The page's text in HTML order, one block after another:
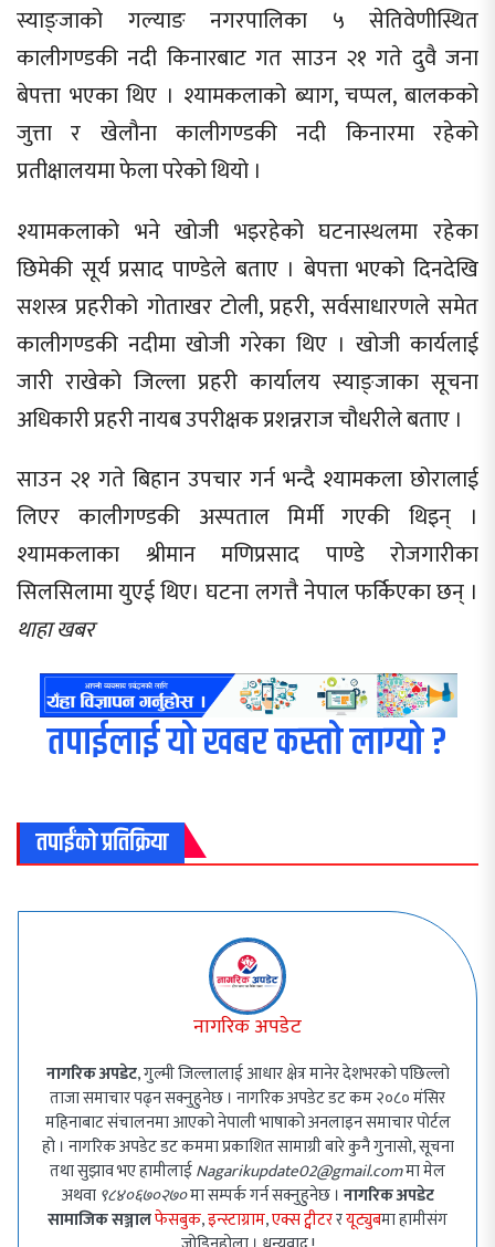
स्याङ्जाको गल्याङ नगरपालिका ५ सेतिवेणीस्थित
कालीगण्डकी नदी किनारबाट गत साउन २१ गते दुवै जना
बेपत्ता भएका थिए । श्यामकलाको ब्याग, चप्पल, बालकको
जुत्ता र खेलौना कालीगण्डकी नदी किनारमा रहेको
प्रतीक्षालयमा फेला परेको थियो ।
श्यामकलाको भने खोजी भइरहेको घटनास्थलमा रहेका
छिमेकी सूर्य प्रसाद पाण्डेले बताए । बेपत्ता भएको दिनदेखि
सशस्त्र प्रहरीको गोताखर टोली, प्रहरी, सर्वसाधारणले समेत
कालीगण्डकी नदीमा खोजी गरेका थिए । खोजी कार्यलाई
जारी राखेको जिल्ला प्रहरी कार्यालय स्याङ्जाका सूचना
अधिकारी प्रहरी नायब उपरीक्षक प्रशन्नराज चौधरीले बताए ।
साउन २१ गते बिहान उपचार गर्न भन्दै श्यामकला छोरालाई
लिएर कालीगण्डकी अस्पताल मिर्मी गएकी थिइन् ।
श्यामकलाका श्रीमान मणिप्रसाद पाण्डे रोजगारीका
सिलसिलामा युएई थिए। घटना लगत्तै नेपाल फर्किएका छन् ।
थाहा खबर
तपाईलाई यो खबर कस्तो लाग्यो ?
तपाईंको प्रतिक्रिया
नागरिक अपडेट
नागरिक अपडेट, गुल्मी जिल्लालाई आधार क्षेत्र मानेर देशभरको पछिल्लो
ताजा समाचार पढ्न सक्नुहुनेछ । नागरिक अपडेट डट कम २०८० मंसिर
महिनाबाट संचालनमा आएको नेपाली भाषाको अनलाइन समाचार पोर्टल
हो । नागरिक अपडेट डट कममा प्रकाशित सामाग्री बारे कुनै गुनासो, सूचना
तथा सुझाव भए हामीलाईNagarikupdate02@gmail.comमा मेल
अथवा ९८४०६७०२७०मा सम्पर्क गर्न सक्नुहुनेछ । नागरिक अपडेट
सामाजिक सञ्जालफेसबुक,इन्स्टाग्राम,एक्स ट्वीटररयूट्युबमा हामीसंग